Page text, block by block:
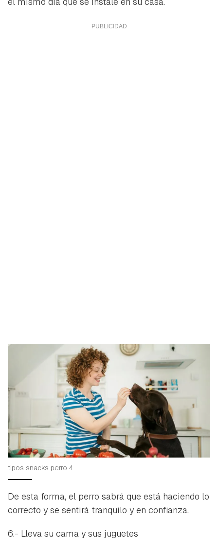
tipos snacks perro 4
De esta forma, el perro sabrá que está haciendo lo
correcto y se sentirá tranquilo y en confianza.
6.- Lleva su cama y sus juguetes